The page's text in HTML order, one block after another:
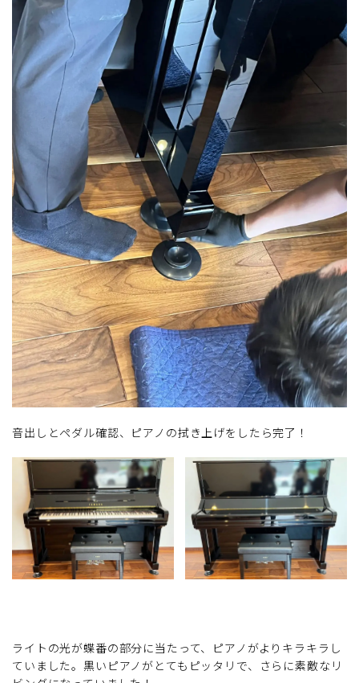
音出しとペダル確認、ピアノの拭き上げをしたら完了！
ライトの光が蝶番の部分に当たって、ピアノがよりキラキラし
ていました。黒いピアノがとてもピッタリで、さらに素敵なリ